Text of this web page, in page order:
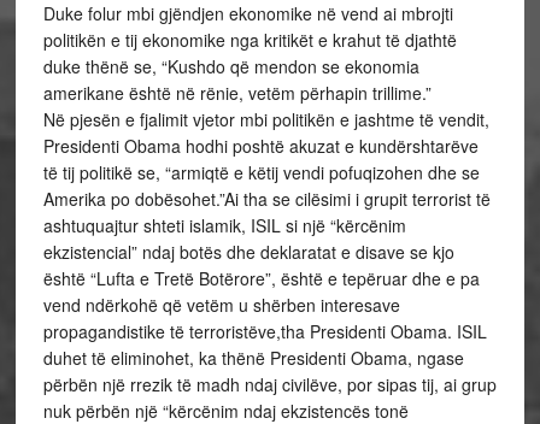
Duke folur mbi gjëndjen ekonomike në vend ai mbrojti
politikën e tij ekonomike nga kritikët e krahut të djathtë
duke thënë se, “Kushdo që mendon se ekonomia
amerikane është në rënie, vetëm përhapin trillime.”
Në pjesën e fjalimit vjetor mbi politikën e jashtme të vendit,
Presidenti Obama hodhi poshtë akuzat e kundërshtarëve
të tij politikë se, “armiqtë e këtij vendi pofuqizohen dhe se
Amerika po dobësohet.”Ai tha se cilësimi i grupit terrorist të
ashtuquajtur shteti islamik, ISIL si një “kërcënim
ekzistencial” ndaj botës dhe deklaratat e disave se kjo
është “Lufta e Tretë Botërore”, është e tepëruar dhe e pa
vend ndërkohë që vetëm u shërben interesave
propagandistike të terroristëve,tha Presidenti Obama. ISIL
duhet të eliminohet, ka thënë Presidenti Obama, ngase
përbën një rrezik të madh ndaj civilëve, por sipas tij, ai grup
nuk përbën një “kërcënim ndaj ekzistencës tonë